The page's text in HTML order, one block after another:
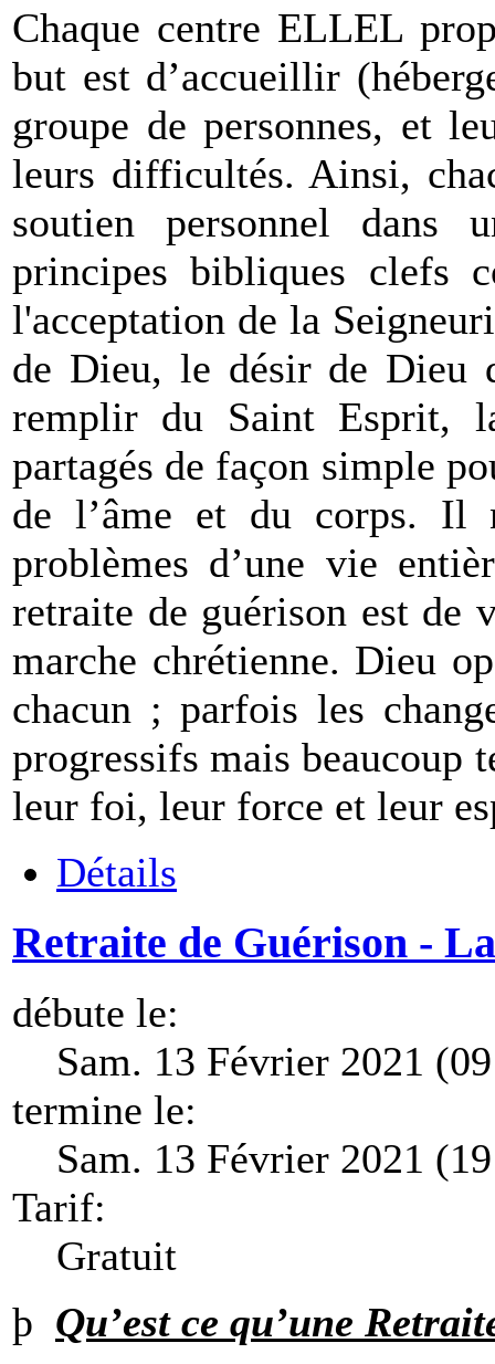
Chaque centre ELLEL
but est d’accueillir
groupe de personnes, et
leurs difficultés. Ainsi,
soutien personnel dans
principes bibliques clefs
l'acceptation de la
de Dieu, le désir de Dieu
remplir du Saint Esprit,
partagés de façon simple
de l’âme et du corps. Il
problèmes d’une vie
retraite de guérison est de
marche chrétienne. Dieu
chacun ; parfois les
progressifs mais beaucoup
leur foi, leur force et leur
Détails
Retraite de Guérison -
débute le:
Sam. 13 Février 2021
termine le:
Sam. 13 Février 2021
Tarif:
Gratuit
þ Qu’est ce qu’une